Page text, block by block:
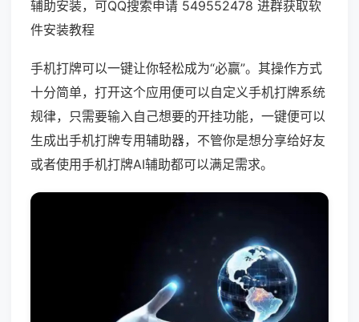
辅助安装，可QQ搜索申请 549552478 进群获取软
件安装教程
手机打牌可以一键让你轻松成为“必赢”。其操作方式
十分简单，打开这个应用便可以自定义手机打牌系统
规律，只需要输入自己想要的开挂功能，一键便可以
生成出手机打牌专用辅助器，不管你是想分享给好友
或者使用手机打牌AI辅助都可以满足需求。